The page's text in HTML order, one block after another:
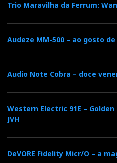
Trio Maravilha da Ferrum:
Audeze MM-500 – ao gosto
Audio Note Cobra – doce
Western Electric 91E –
JVH
DeVORE Fidelity Micr/O – a